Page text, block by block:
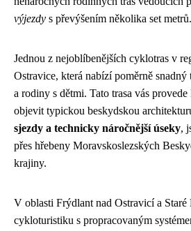
výjezdy s převýšením několika set metrů.
Jednou z nejoblíbenějších cyklotras v
Ostravice, která nabízí poměrně
a rodiny s dětmi. Tato trasa vás
objevit typickou beskydskou
sjezdy a technicky náročnější úseky,
přes hřebeny Moravskoslezských
krajiny.
V oblasti Frýdlant nad Ostravicí a
cykloturistiku s propracovaným